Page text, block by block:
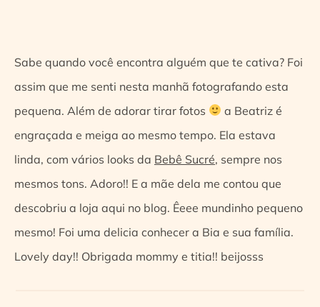
Sabe quando você encontra alguém que te cativa? Foi
assim que me senti nesta manhã fotografando esta
pequena. Além de adorar tirar fotos
a Beatriz é
engraçada e meiga ao mesmo tempo. Ela estava
linda, com vários looks da Bebê Sucré, sempre nos
mesmos tons. Adoro!! E a mãe dela me contou que
descobriu a loja aqui no blog. Êeee mundinho pequeno
mesmo! Foi uma delicia conhecer a Bia e sua família.
Lovely day!! Obrigada mommy e titia!! beijosss